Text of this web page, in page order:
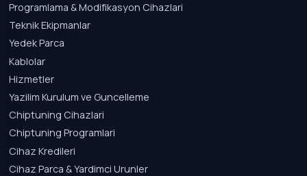
Programlama & Modifikasyon Cihazlari
Teknik Ekipmanlar
Yedek Parca
Kablolar
Hizmetler
Yazilim Kurulum ve Guncelleme
Chiptuning Cihazlari
Chiptuning Programlari
Cihaz Kredileri
Cihaz Parca & Yardimci Urunler